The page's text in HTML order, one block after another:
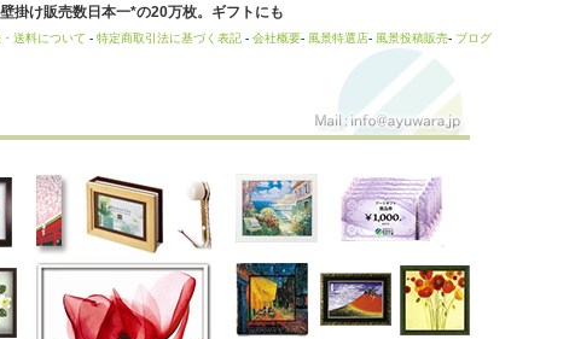
掛け販売数日本一*の20万枚。ギフトにも
送料について - 特定商取引法に基づく表記 - 会社概要- 風景特選店- 風景投稿販売- ブログ